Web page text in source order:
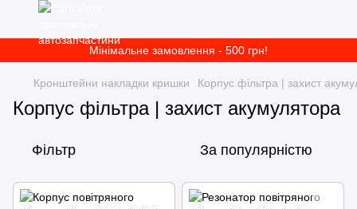
Мінімальне замовлення - 500 грн!
Кронштейни накладки кришки Корпус фільтра | захист
Корпус фільтра | захист акумулятора
Фільтр За популярністю